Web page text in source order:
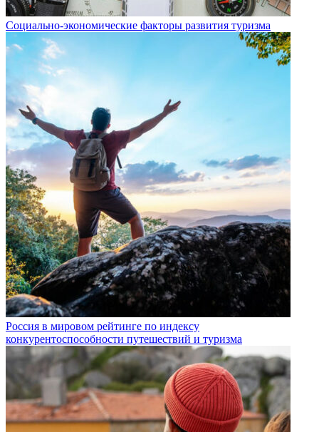
Социально-экономические факторы развития туризма
Россия в мировом рейтинге по индексу
конкурентоспособности путешествий и туризма